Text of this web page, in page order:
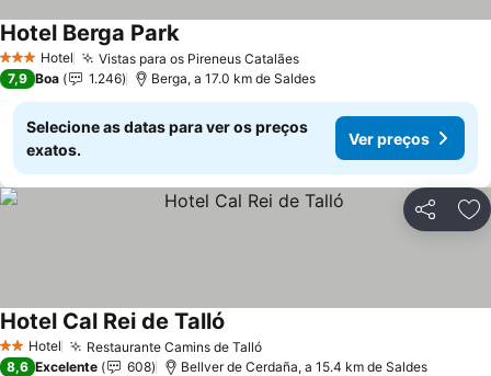
3 EstrelasHotel Vistas para os Pireneus Catalães
Hotel Berga Park
7,9 Boa 1.246 Berga, a 17.0 km de Saldes
Selecione as datas para ver os preços
exatos.
Ver preços
Partilhar
2 Estrelas
Hotel Restaurante Camins de Talló
Hotel Cal Rei de Talló
8,6 Excelente 608 Bellver de Cerdaña, a 15.4 km de Saldes